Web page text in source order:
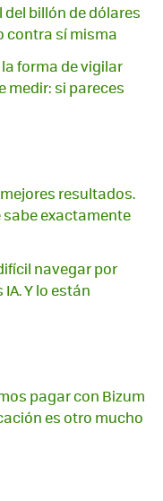
billón de dólares
contra sí misma
forma de vigilar
medir: si pareces
resultados.
sabe exactamente
navegar por
Y lo están
pagar con Bizum
es otro mucho